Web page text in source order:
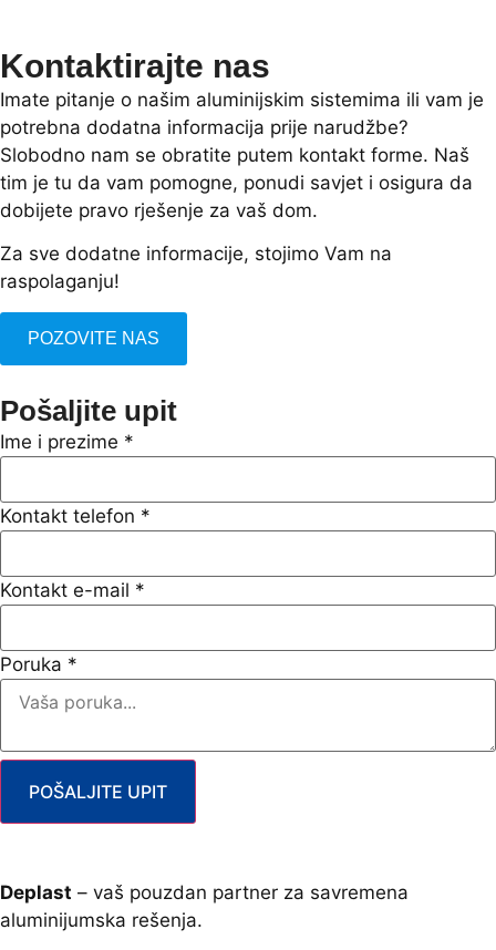
Kontaktirajte nas
Imate pitanje o našim aluminijskim sistemima ili vam je
potrebna dodatna informacija prije narudžbe?
Slobodno nam se obratite putem kontakt forme. Naš
tim je tu da vam pomogne, ponudi savjet i osigura da
dobijete pravo rješenje za vaš dom.
Za sve dodatne informacije, stojimo Vam na
raspolaganju!
POZOVITE NAS
Pošaljite upit
Ime i prezime *
Kontakt telefon *
Kontakt e-mail *
Poruka *
POŠALJITE UPIT
Deplast – vaš pouzdan partner za savremena
aluminijumska rešenja.